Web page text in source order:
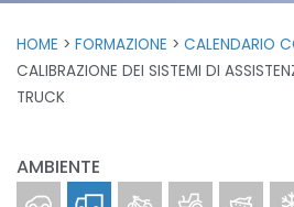
HOME FORMAZIONE CALENDARIO
CALIBRAZIONE DEI SISTEMI DI
TRUCK
AMBIENTE
Car
Truck Bike Off-Highway
Marine